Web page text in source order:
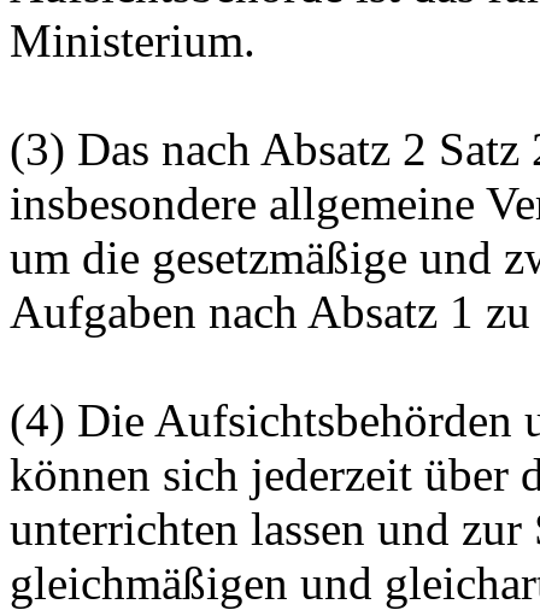
Ministerium.
(3) Das nach Absatz 2
insbesondere allgemeine
um die gesetzmäßige und
Aufgaben nach Absatz 1
(4) Die Aufsichtsbehörden
können sich jederzeit über
unterrichten lassen und
gleichmäßigen und